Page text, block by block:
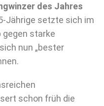
des Jahres
Jährige setzte sich im
starke
nun „bester
schon früh die